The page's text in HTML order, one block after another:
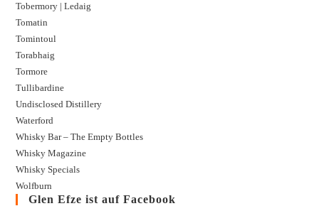
Tobermory | Ledaig
Tomatin
Tomintoul
Torabhaig
Tormore
Tullibardine
Undisclosed Distillery
Waterford
Whisky Bar – The Empty Bottles
Whisky Magazine
Whisky Specials
Wolfburn
Glen Efze ist auf Facebook